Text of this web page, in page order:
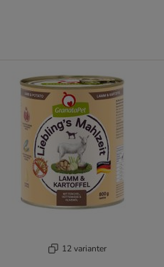
12 varianter